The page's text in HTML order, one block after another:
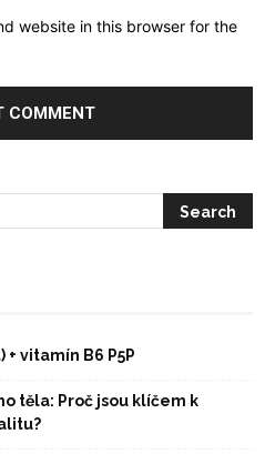
website in this browser for the
vitamín B6 P5P
těla: Proč jsou klíčem k